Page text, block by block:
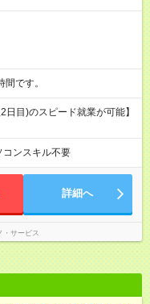
時間です。
目)のスピード就業が可能】
コンスキル不要
詳細へ
・サービス